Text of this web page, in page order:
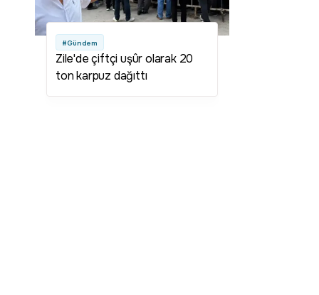
#Gündem
Zile'de çiftçi uşûr olarak 20
ton karpuz dağıttı